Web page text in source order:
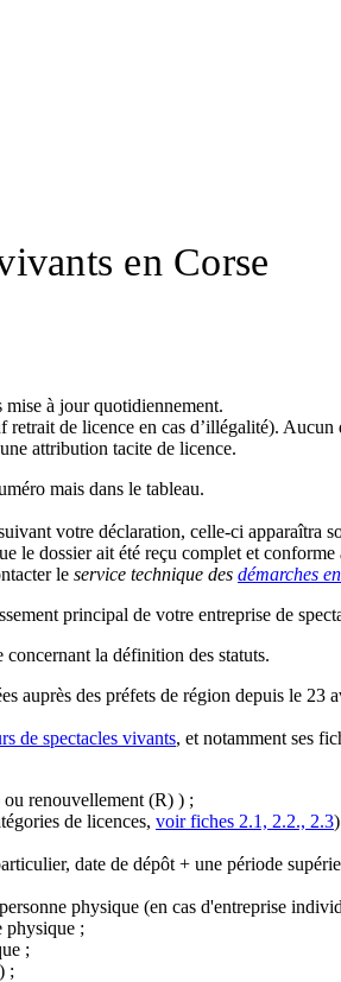
en Corse
mise à jour quotidiennement.
de licence en cas d’illégalité).
attribution tacite de licence.
mais dans le tableau.
votre déclaration, celle-ci apparaîtra
le dossier ait été reçu complet et conforme
le service technique des démarches
principal de votre entreprise de
la définition des statuts.
auprès des préfets de région depuis le 23
de spectacles vivants, et notamment ses
renouvellement (R) ) ;
de licences, voir fiches 2.1, 2.2., 2.3
date de dépôt + une période
physique (en cas d'entreprise
physique ;
;
;